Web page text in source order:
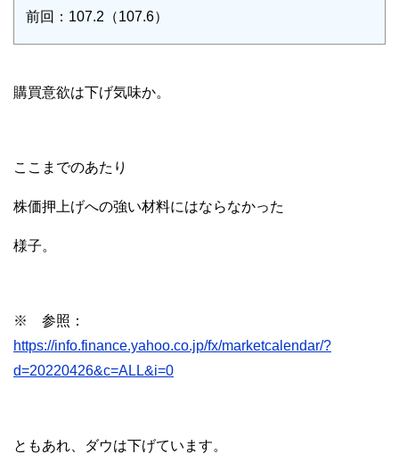
前回：107.2（107.6）
購買意欲は下げ気味か。
ここまでのあたり
株価押上げへの強い材料にはならなかった
様子。
※ 参照：
https://info.finance.yahoo.co.jp/fx/marketcalendar/?
d=20220426&c=ALL&i=0
ともあれ、ダウは下げています。